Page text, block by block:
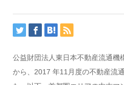
公益財団法人東日本不動産流通機
から、2017 年11月度の不動産流